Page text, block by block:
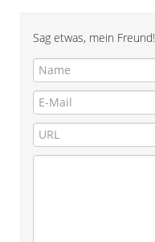
Sag etwas, mein Freund!